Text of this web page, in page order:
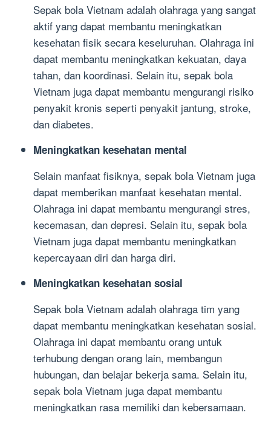
Sepak bola Vietnam adalah olahraga yang sangat
aktif yang dapat membantu meningkatkan
kesehatan fisik secara keseluruhan. Olahraga ini
dapat membantu meningkatkan kekuatan, daya
tahan, dan koordinasi. Selain itu, sepak bola
Vietnam juga dapat membantu mengurangi risiko
penyakit kronis seperti penyakit jantung, stroke,
dan diabetes.
Meningkatkan kesehatan mental
Selain manfaat fisiknya, sepak bola Vietnam juga
dapat memberikan manfaat kesehatan mental.
Olahraga ini dapat membantu mengurangi stres,
kecemasan, dan depresi. Selain itu, sepak bola
Vietnam juga dapat membantu meningkatkan
kepercayaan diri dan harga diri.
Meningkatkan kesehatan sosial
Sepak bola Vietnam adalah olahraga tim yang
dapat membantu meningkatkan kesehatan sosial.
Olahraga ini dapat membantu orang untuk
terhubung dengan orang lain, membangun
hubungan, dan belajar bekerja sama. Selain itu,
sepak bola Vietnam juga dapat membantu
meningkatkan rasa memiliki dan kebersamaan.